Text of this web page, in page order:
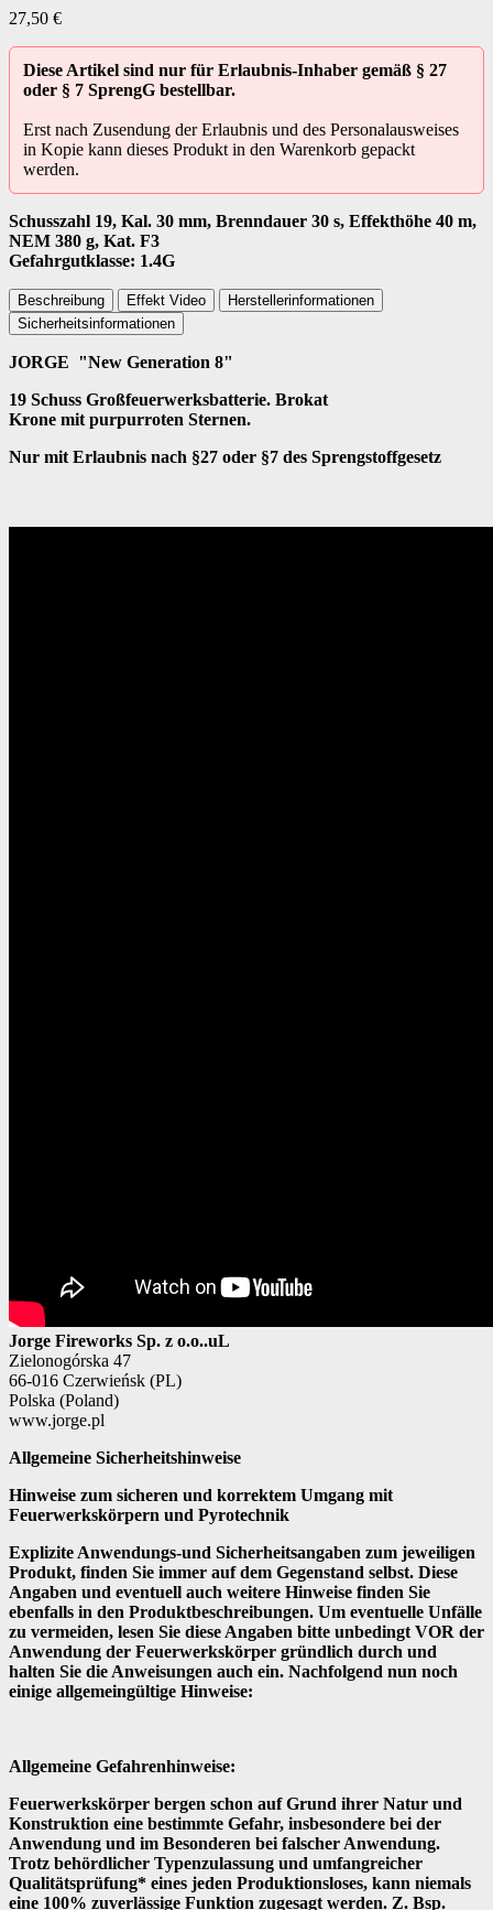
27,50 €
Diese Artikel sind nur für Erlaubnis-Inhaber gemäß § 27
oder § 7 SprengG bestellbar.
Erst nach Zusendung der Erlaubnis und des Personalausweises
in Kopie kann dieses Produkt in den Warenkorb gepackt
werden.
Schusszahl 19, Kal. 30 mm, Brenndauer 30 s, Effekthöhe 40 m,
NEM 380 g, Kat. F3
Gefahrgutklasse: 1.4G
Beschreibung Effekt Video
Herstellerinformationen
Sicherheitsinformationen
JORGE "New Generation 8"
19 Schuss Großfeuerwerksbatterie. Brokat
Krone mit purpurroten Sternen.
Nur mit Erlaubnis nach §27 oder §7 des Sprengstoffgesetz
Jorge Fireworks Sp. z o.o..uL
Zielonogórska 47
66-016 Czerwieńsk (PL)
Polska (Poland)
www.jorge.pl
Allgemeine Sicherheitshinweise
Hinweise zum sicheren und korrektem Umgang mit
Feuerwerkskörpern und Pyrotechnik
Explizite Anwendungs-und Sicherheitsangaben zum jeweiligen
Produkt, finden Sie immer auf dem Gegenstand selbst. Diese
Angaben und eventuell auch weitere Hinweise finden Sie
ebenfalls in den Produktbeschreibungen. Um eventuelle Unfälle
zu vermeiden, lesen Sie diese Angaben bitte unbedingt VOR der
Anwendung der Feuerwerkskörper gründlich durch und
halten Sie die Anweisungen auch ein. Nachfolgend nun noch
einige allgemeingültige Hinweise:
Allgemeine Gefahrenhinweise:
Feuerwerkskörper bergen schon auf Grund ihrer Natur und
Konstruktion eine bestimmte Gefahr, insbesondere bei der
Anwendung und im Besonderen bei falscher Anwendung.
Trotz behördlicher Typenzulassung und umfangreicher
Qualitätsprüfung* eines jeden Produktionsloses, kann niemals
eine 100% zuverlässige Funktion zugesagt werden. Z. Bsp.